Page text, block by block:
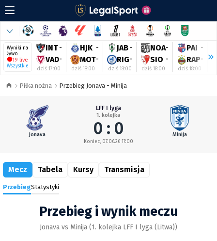
Wyniki na
żywo
19 live
Wszystkie
INT-
VAD-
dziś 17:00
HJK -
MOT-
dziś 18:00
JAB-
RIG-
dziś 18:00
NOA-
SIO -
dziś 18:00
PAI -
RAP-
dziś 18:00
Piłka nożna Przebieg Jonava - Minija
Jonava
LFF I lyga
1. kolejka
0 : 0
Koniec, 07.06.26 17:00
Minija
Mecz Tabela Kursy Transmisja
PrzebiegStatystyki
Przebieg i wynik meczu
Jonava vs Minija (1. kolejka LFF I lyga (Litwa))